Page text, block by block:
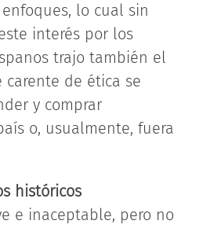
lo cual sin
interés por los
trajo también el
de ética se
y comprar
o, usualmente, fuera
históricos
e inaceptable, pero no